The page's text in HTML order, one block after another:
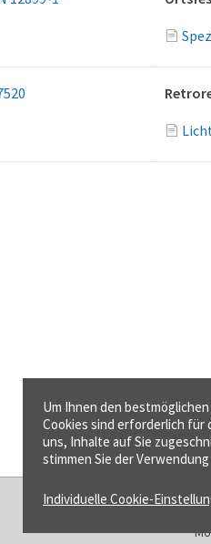
Um Ihnen den
Cookies sind erforderlich für
uns, Inhalte auf Sie
stimmen Sie der
Individuelle Cookie-